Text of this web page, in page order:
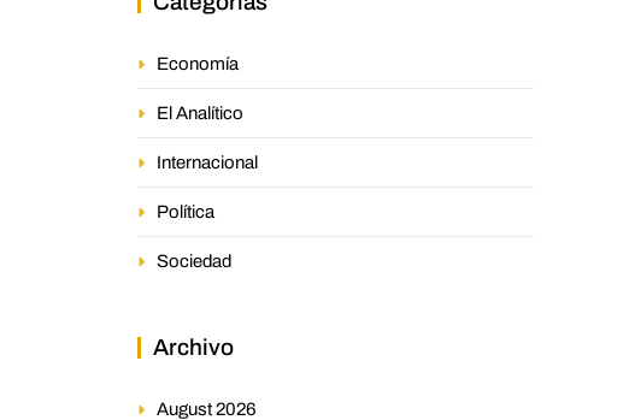
Economía
El Analítico
Internacional
Política
Sociedad
Archivo
August 2026